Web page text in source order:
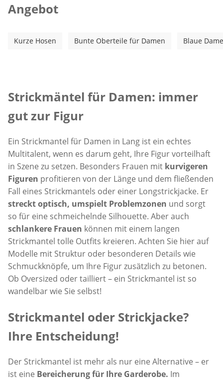
Angebot
Kurze Hosen Bunte Oberteile für Damen Blaue
Strickmäntel für Damen: immer
gut zur Figur
Ein Strickmantel für Damen in Lang ist ein echtes
Multitalent, wenn es darum geht, Ihre Figur vorteilhaft
in Szene zu setzen. Besonders Frauen mit kurvigeren
Figuren profitieren von der Länge und dem fließenden
Fall eines Strickmantels oder einer Longstrickjacke. Er
streckt optisch, umspielt Problemzonen und sorgt
so für eine schmeichelnde Silhouette. Aber auch
schlankere Frauen können mit einem langen
Strickmantel tolle Outfits kreieren. Achten Sie hier auf
Modelle mit Struktur oder besonderen Details wie
Schmuckknöpfe, um Ihre Figur zusätzlich zu betonen.
Ob Oversized oder tailliert – ein Strickmantel ist so
wandelbar wie Sie selbst!
Strickmantel oder Strickjacke?
Ihre Entscheidung!
Der Strickmantel ist mehr als nur eine Alternative – er
ist eine Bereicherung für Ihre Garderobe. Im